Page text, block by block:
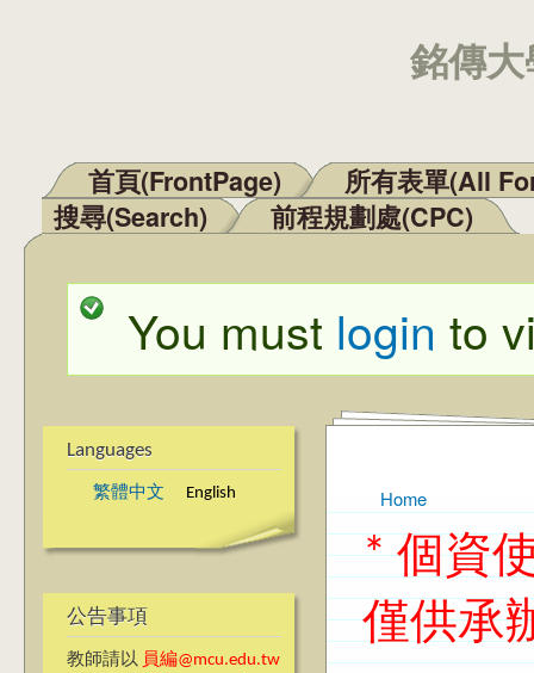
銘傳
Main menu
首頁(FrontPage)
所有表單(All
搜尋(Search)
前程規劃處(CPC)
Status message
You must login to
Languages
繁體中文 English
公告事項
教師請以 員編@mcu.edu.tw
You are here
Home
* 個資
僅供承